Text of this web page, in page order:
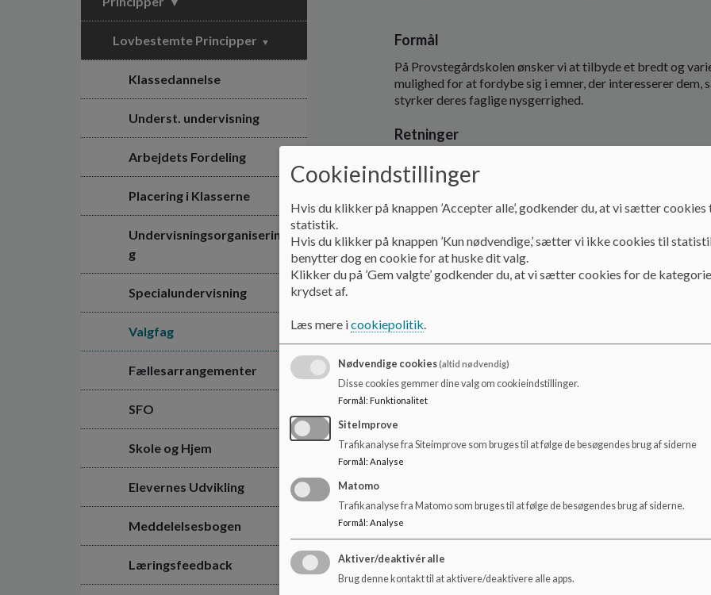
Lovbestemte Principper
Klassedannelse
Underst. undervisning
Arbejdets Fordeling
Placering i Klasserne
Undervisningsorganiserin
g
Specialundervisning
Valgfag
Fællesarrangementer
SFO
Skole og Hjem
Elevernes Udvikling
Meddelelsesbogen
Læringsfeedback
Formål
På Provstegårdskolen ønsker vi at tilbyde et bredt og
mulighed for at fordybe sig i emner, der interesserer
styrker deres faglige nysgerrighed.
Retninger
Skolen bestræber sig på at tilbyde et varieret udvalg af
beslutninger og skolens ressourcer sætter.
Udbuddet tilpasses efter elevernes ønsker, skolens
Der sigtes mod at give eleverne mulighed for at vælge
de kan arbejde med områder, der matcher deres
Skolen arbejder for, at valgfagene bidrager til
nye kompetencer og styrker.
Skolen sikrer, at valgfagene organiseres på en måde,
læring, samt hvor eleverne kan udforske nye
Eksempel
På Provstegårdskolen vælger elever i 9. årgang mellem
pågældende år. For tiden tilbyder skolen fx valgfag som
Cookieindstillinger
Hvis du klikker på knappen ’Accepter alle’, godkender du, at vi sætter
statistik.
Hvis du klikker på knappen ’Kun nødvendige,’ sætter vi ikke cookies til
benytter dog en cookie for at huske dit valg.
Klikker du på ’Gem valgte’ godkender du, at vi sætter cookies for de
krydset af.
Læs mere icookiepolitik.
Nødvendige cookies(altid nødvendig)
Disse cookies gemmer dine valg om cookieindstillinger.
Formål : Funktionalitet
SiteImprove
Trafikanalyse fra Siteimprove som bruges til at følge de besøgendes brug af siderne
Formål : Analyse
Matomo
Trafikanalyse fra Matomo som bruges til at følge de besøgendes brug af siderne.
Formål: Analyse
Aktiver/deaktivér alle
Brug denne kontakt til at aktivere/deaktivere alle apps.